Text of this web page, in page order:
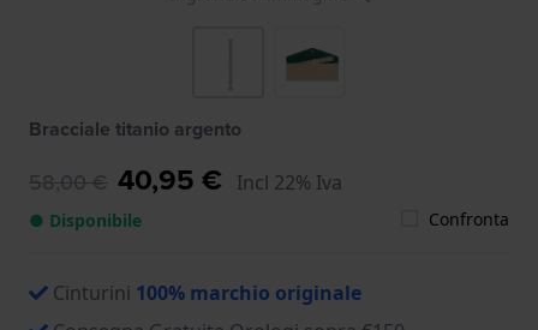
Bracciale titanio argento
58,00 € 40,95 € Incl 22% Iva
● Disponibile Confronta
Cinturini 100% marchio originale